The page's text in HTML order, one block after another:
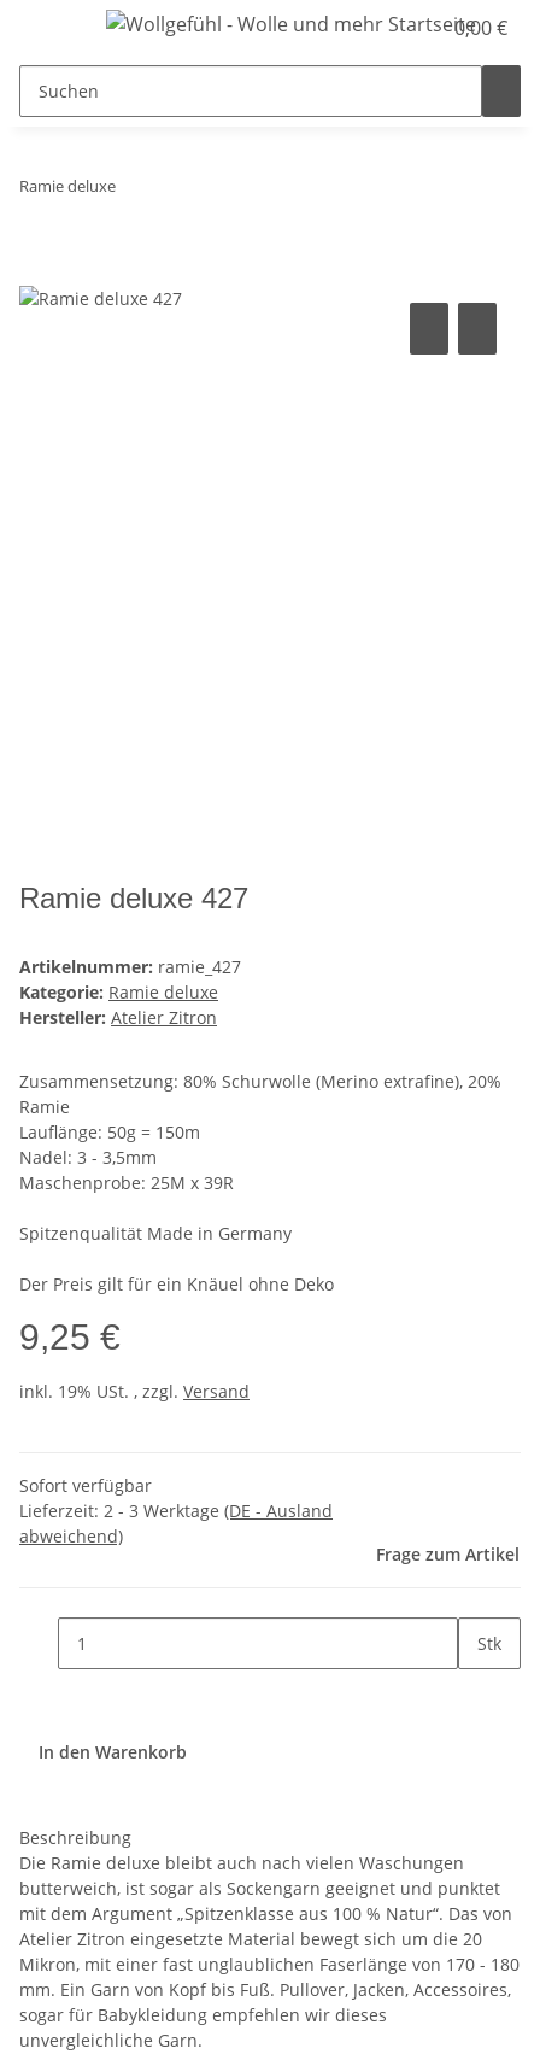
0,00 €
Ramie deluxe
Ramie deluxe 427
Artikelnummer: ramie_427
Kategorie: Ramie deluxe
Hersteller: Atelier Zitron
Zusammensetzung: 80% Schurwolle (Merino extrafine), 20%
Ramie
Lauflänge: 50g = 150m
Nadel: 3 - 3,5mm
Maschenprobe: 25M x 39R
Spitzenqualität Made in Germany
Der Preis gilt für ein Knäuel ohne Deko
9,25 €
inkl. 19% USt. , zzgl. Versand
Sofort verfügbar
Lieferzeit: 2 - 3 Werktage (DE - Ausland
abweichend)
Frage zum Artikel
Stk
In den Warenkorb
Beschreibung
Die Ramie deluxe bleibt auch nach vielen Waschungen
butterweich, ist sogar als Sockengarn geeignet und punktet
mit dem Argument „Spitzenklasse aus 100 % Natur“. Das von
Atelier Zitron eingesetzte Material bewegt sich um die 20
Mikron, mit einer fast unglaublichen Faserlänge von 170 - 180
mm. Ein Garn von Kopf bis Fuß. Pullover, Jacken, Accessoires,
sogar für Babykleidung empfehlen wir dieses
unvergleichliche Garn.